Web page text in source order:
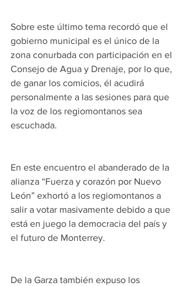
Sobre este último tema recordó que el
gobierno municipal es el único de la
zona conurbada con participación en el
Consejo de Agua y Drenaje, por lo que,
de ganar los comicios, él acudirá
personalmente a las sesiones para que
la voz de los regiomontanos sea
escuchada.
En este encuentro el abanderado de la
alianza “Fuerza y corazón por Nuevo
León” exhortó a los regiomontanos a
salir a votar masivamente debido a que
está en juego la democracia del país y
el futuro de Monterrey.
De la Garza también expuso los